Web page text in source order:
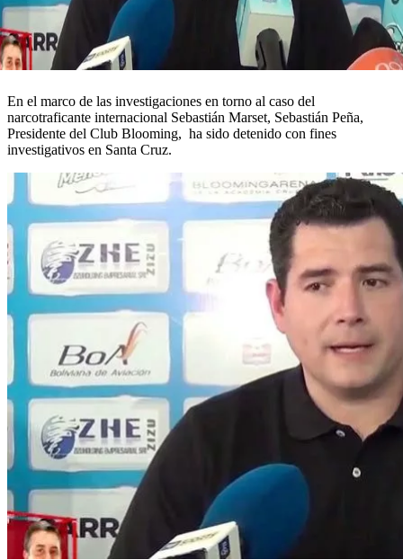
En el marco de las investigaciones en torno al caso del
narcotraficante internacional Sebastián Marset, Sebastián Peña,
Presidente del Club Blooming, ha sido detenido con fines
investigativos en Santa Cruz.